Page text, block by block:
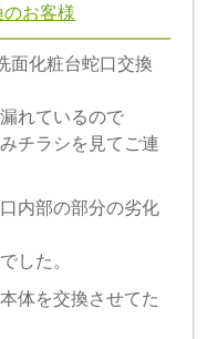
お客様
面化粧台蛇口交換
れているので
チラシを見てご連
内部の部分の劣化
した。
体を交換させてた